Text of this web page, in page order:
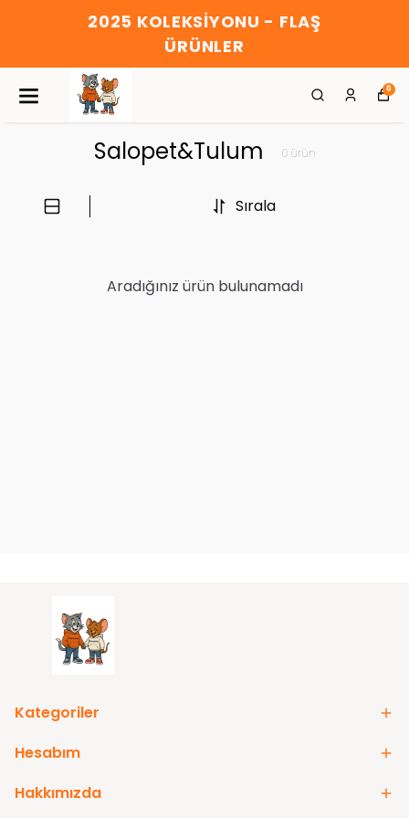
2025 KOLEKSİYONU - FLAŞ
ÜRÜNLER
0
Salopet&Tulum 0 ürün
Sırala
Aradığınız ürün bulunamadı
Kategoriler
Hesabım
Hakkımızda